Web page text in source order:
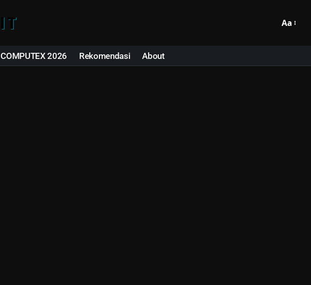
Aa
COMPUTEX 2026 Rekomendasi About